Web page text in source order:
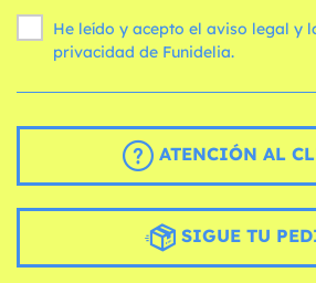
He leído y acepto el aviso legal y
privacidad de Funidelia.
ATENCIÓN AL
SIGUE TU